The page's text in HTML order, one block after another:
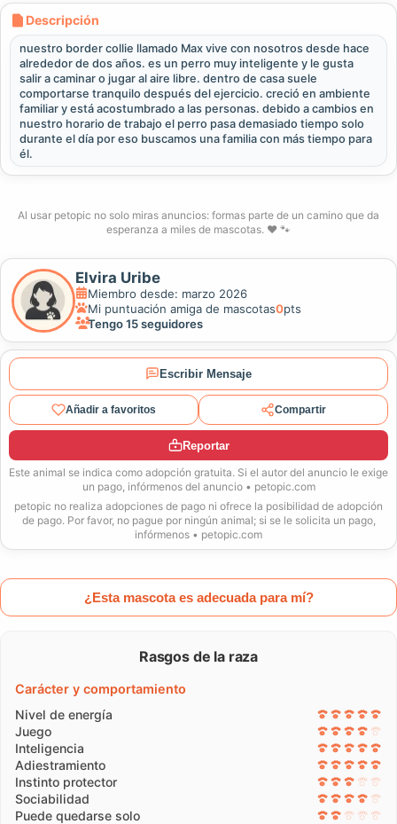
Descripción
nuestro border collie llamado Max vive con nosotros desde hace
alrededor de dos años. es un perro muy inteligente y le gusta
salir a caminar o jugar al aire libre. dentro de casa suele
comportarse tranquilo después del ejercicio. creció en ambiente
familiar y está acostumbrado a las personas. debido a cambios en
nuestro horario de trabajo el perro pasa demasiado tiempo solo
durante el día por eso buscamos una familia con más tiempo para
él.
Elvira Uribe
Miembro desde: marzo 2026
Mi puntuación amiga de mascotas0pts
Tengo 15 seguidores
Escribir Mensaje
Añadir a favoritos Compartir
Reportar
Este animal se indica como adopción gratuita. Si el autor del anuncio le exige
un pago, infórmenos del anuncio • petopic.com
petopic no realiza adopciones de pago ni ofrece la posibilidad de adopción
de pago. Por favor, no pague por ningún animal; si se le solicita un pago,
infórmenos • petopic.com
¿Esta mascota es adecuada para mí?
Al usar petopic no solo miras anuncios: formas parte de un camino que da
esperanza a miles de mascotas. ❤️ 🐾
Rasgos de la raza
Carácter y comportamiento
Nivel de energía
Juego
Inteligencia
Adiestramiento
Instinto protector
Sociabilidad
Puede quedarse solo